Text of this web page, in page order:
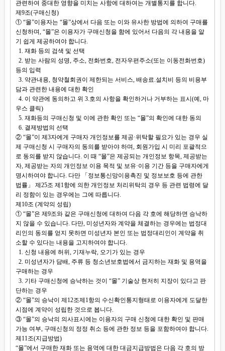
관련하여 중대한 영향을 미치는 사항에 대하여는 개별통지를 합니다.
제9조(구매신청)
① “몰”이용자는 “몰”상에서 다음 또는 이와 유사한 방법에 의하여 구매를
신청하며, “몰”은 이용자가 구매신청을 함에 있어서 다음의 각 내용을 알
기 쉽게 제공하여야 합니다.
1. 재화 등의 검색 및 선택
2. 받는 사람의 성명, 주소, 전화번호, 전자우편주소(또는 이동전화번호)
등의 입력
3. 약관내용, 청약철회권이 제한되는 서비스, 배송료.설치비 등의 비용부
담과 관련한 내용에 대한 확인
4. 이 약관에 동의하고 위 3.호의 사항을 확인하거나 거부하는 표시(예, 마
우스 클릭)
5. 재화등의 구매신청 및 이에 관한 확인 또는 “몰”의 확인에 대한 동의
6. 결제방법의 선택
② “몰”이 제3자에게 구매자 개인정보를 제공·위탁할 필요가 있는 경우 실
제 구매신청 시 구매자의 동의를 받아야 하며, 회원가입 시 미리 포괄적으
로 동의를 받지 않습니다. 이 때 “몰”은 제공되는 개인정보 항목, 제공받는
자, 제공받는 자의 개인정보 이용 목적 및 보유·이용 기간 등을 구매자에게
명시하여야 합니다. 다만 「정보통신망이용촉진 및 정보보호 등에 관한
법률」 제25조 제1항에 의한 개인정보 처리위탁의 경우 등 관련 법령에 달
리 정함이 있는 경우에는 그에 따릅니다.
제10조 (계약의 성립)
① “몰”은 제9조와 같은 구매신청에 대하여 다음 각 호에 해당하면 승낙하
지 않을 수 있습니다. 다만, 미성년자와 계약을 체결하는 경우에는 법정대
리인의 동의를 얻지 못하면 미성년자 본인 또는 법정대리인이 계약을 취
소할 수 있다는 내용을 고지하여야 합니다.
1. 신청 내용에 허위, 기재누락, 오기가 있는 경우
2. 미성년자가 담배, 주류 등 청소년보호법에서 금지하는 재화 및 용역을
구매하는 경우
3. 기타 구매신청에 승낙하는 것이 “몰” 기술상 현저히 지장이 있다고 판
단하는 경우
② “몰”의 승낙이 제12조제1항의 수신확인통지형태로 이용자에게 도달한
시점에 계약이 성립한 것으로 봅니다.
③ “몰”의 승낙의 의사표시에는 이용자의 구매 신청에 대한 확인 및 판매
가능 여부, 구매신청의 정정 취소 등에 관한 정보 등을 포함하여야 합니다.
제11조(지급방법)
“몰”에서 구매한 재화 또는 용역에 대한 대금지급방법은 다음 각 호의 방